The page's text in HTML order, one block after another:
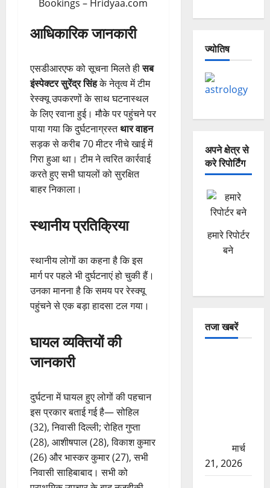
आधिकारिक जानकारी
एसडीआरएफ को सूचना मिलते हीसब
इंस्पेक्टर सुरेंद्र सिंहके नेतृत्व में टीम
रेस्क्यू उपकरणों के साथ घटनास्थल
के लिए रवाना हुई। मौके पर पहुंचने पर
पाया गया कि दुर्घटनाग्रस्तथार वाहन
सड़क से करीब 70 मीटर नीचे खाई में
गिरा हुआ था। टीम ने त्वरित कार्रवाई
करते हुए सभी घायलों को सुरक्षित
बाहर निकाला।
स्थानीय प्रतिक्रिया
स्थानीय लोगों का कहना है कि इस
मार्ग पर पहले भी दुर्घटनाएं हो चुकी हैं।
उनका मानना है कि समय पर रेस्क्यू
पहुंचने से एक बड़ा हादसा टल गया।
घायल व्यक्तियों की
जानकारी
दुर्घटना में घायल हुए लोगों की पहचान
इस प्रकार बताई गई है— सोहिल
(32), निवासी दिल्ली; रोहित गुप्ता
(28), आशीषपाल (28), विकाश कुमार
(26) और भास्कर कुमार (27), सभी
निवासी साहिबाबाद। सभी को
ज्योतिष
अपने क्षेत्र से
करे रिपोर्टिंग
हमारे रिपोर्टर
बने
तजा खबरें
मार्च
21, 2026